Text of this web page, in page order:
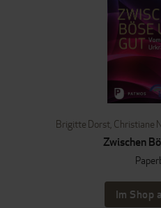
Brigitte Dorst, Christiane
Zwischen
Im Shop